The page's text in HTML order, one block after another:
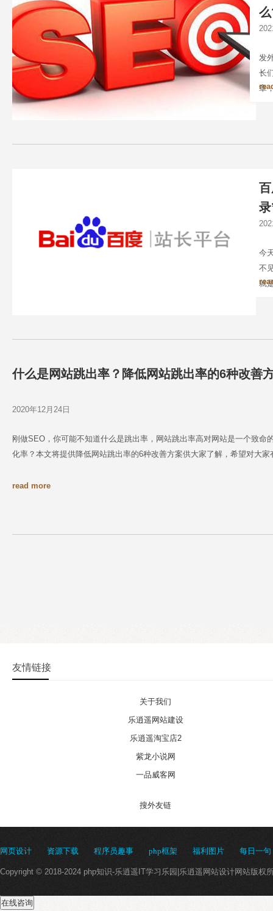
发
长
章
今
不
就
什么是网站跳出率？降低网站跳出率的6种改善
2020年12月24日
刚做SEO，你可能不知道什么是跳出率，网站跳出率高对网站是一个致
化率？本文将提供降低网站跳出率的6种改善方案供大家了解，希望对大家
read more
友情链接
关于我们
乐逍遥网站建设
乐逍遥淘宝店2
紫龙小说网
一品威客网
搜外友链
网页设计 资源下载 程序员趣事 php框架 福利图片 每日一句
Copyright © 2018-2024 php知识-乐逍遥IT学习乐园|乐逍遥网站设计网站版权